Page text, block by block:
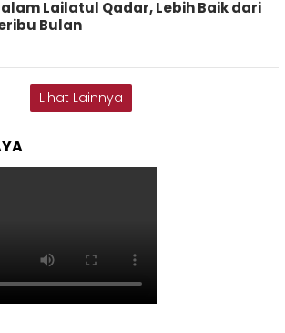
Lailatul Qadar, Lebih Baik dari
Bulan
Lihat Lainnya